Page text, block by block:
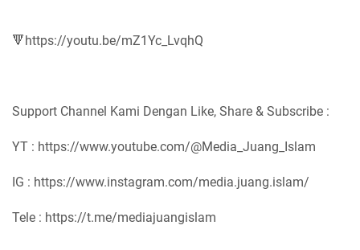
🔻https://youtu.be/mZ1Yc_LvqhQ
Support Channel Kami Dengan Like, Share & Subscribe :
YT : https://www.youtube.com/@Media_Juang_Islam
IG : https://www.instagram.com/media.juang.islam/
Tele : https://t.me/mediajuangislam